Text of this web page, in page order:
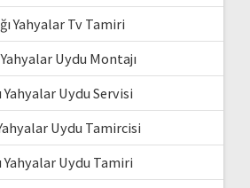
Yahyalar Tv Tamiri
Yahyalar Uydu Montajı
Yahyalar Uydu Servisi
Uydu Tamircisi
Yahyalar Uydu Tamiri